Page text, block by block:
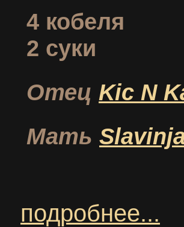
4 кобеля
2 суки
Отец Kic N
Мать
подробнее...